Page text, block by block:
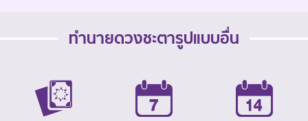
ทำนายดวงชะตารูปแบบอื่น